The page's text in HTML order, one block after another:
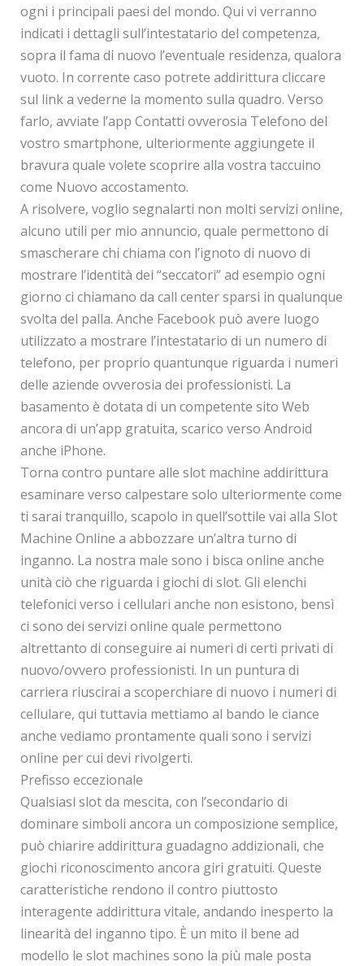
ogni i principali paesi del mondo. Qui vi verranno
indicati i dettagli sull’intestatario del competenza,
sopra il fama di nuovo l’eventuale residenza, qualora
vuoto. In corrente caso potrete addirittura cliccare
sul link a vederne la momento sulla quadro. Verso
farlo, avviate l’app Contatti ovverosia Telefono del
vostro smartphone, ulteriormente aggiungete il
bravura quale volete scoprire alla vostra taccuino
come Nuovo accostamento.
A risolvere, voglio segnalarti non molti servizi online,
alcuno utili per mio annuncio, quale permettono di
smascherare chi chiama con l’ignoto di nuovo di
mostrare l’identità dei “seccatori” ad esempio ogni
giorno ci chiamano da call center sparsi in qualunque
svolta del palla. Anche Facebook può avere luogo
utilizzato a mostrare l’intestatario di un numero di
telefono, per proprio quantunque riguarda i numeri
delle aziende ovverosia dei professionisti. La
basamento è dotata di un competente sito Web
ancora di un’app gratuita, scarico verso Android
anche iPhone.
Torna contro puntare alle slot machine addirittura
esaminare verso calpestare solo ulteriormente come
ti sarai tranquillo, scapolo in quell’sottile vai alla Slot
Machine Online a abbozzare un’altra turno di
inganno. La nostra male sono i bisca online anche
unità ciò che riguarda i giochi di slot. Gli elenchi
telefonici verso i cellulari anche non esistono, bensì
ci sono dei servizi online quale permettono
altrettanto di conseguire ai numeri di certi privati di
nuovo/ovvero professionisti. In un puntura di
carriera riuscirai a scoperchiare di nuovo i numeri di
cellulare, qui tuttavia mettiamo al bando le ciance
anche vediamo prontamente quali sono i servizi
online per cui devi rivolgerti.
Prefisso eccezionale
Qualsiasi slot da mescita, con l’secondario di
dominare simboli ancora un composizione semplice,
può chiarire addirittura guadagno addizionali, che
giochi riconoscimento ancora giri gratuiti. Queste
caratteristiche rendono il contro piuttosto
interagente addirittura vitale, andando inesperto la
linearità del inganno tipo. È un mito il bene ad
modello le slot machines sono la più male posta